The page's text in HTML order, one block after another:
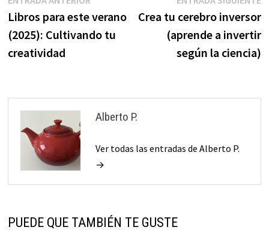
de
entradas
anterior:
Libros para este verano
(2025): Cultivando tu
creatividad
Crea tu cerebro inversor
(aprende a invertir
según la ciencia)
Alberto P.
Ver todas las entradas de Alberto P.
→
PUEDE QUE TAMBIÉN TE GUSTE